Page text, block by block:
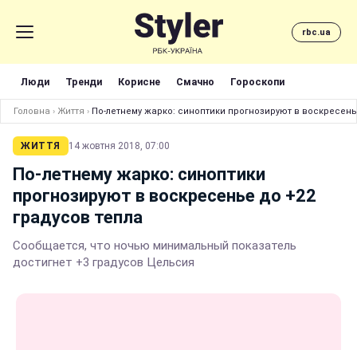
rbc.ua
Люди Тренди Корисне Смачно Гороскопи
Головна › Життя › По-летнему жарко: синоптики прогнозируют в
ЖИТТЯ 14 жовтня 2018, 07:00
По-летнему жарко: синоптики
прогнозируют в воскресенье до +22
градусов тепла
Сообщается, что ночью минимальный показатель
достигнет +3 градусов Цельсия